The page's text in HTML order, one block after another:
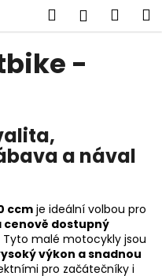
Hledat
-
a nával
ccmje ideální volbou pro
cenově dostupný
Tyto malé motocykly jsou
výkon a snadnou
pro začátečníky i